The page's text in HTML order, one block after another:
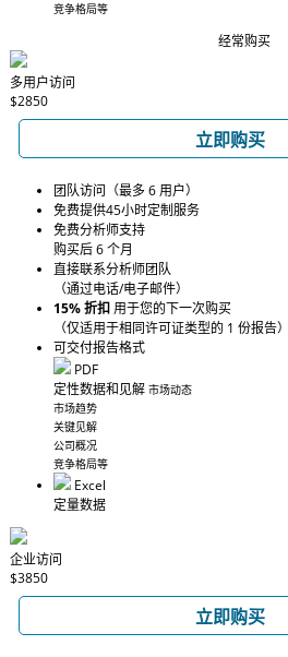
竞争格局等
经常购买
多用户访问
$2850
立即购买
团队访问（最多 6 用户）
免费提供45小时定制服务
免费分析师支持
购买后 6 个月
直接联系分析师团队
（通过电话/电子邮件）
15% 折扣用于您的下一次购买
（仅适用于相同许可证类型的 1 份报告）
可交付报告格式
PDF
定性数据和见解 市场动态
市场趋势
关键见解
公司概况
竞争格局等
Excel
定量数据
企业访问
$3850
立即购买